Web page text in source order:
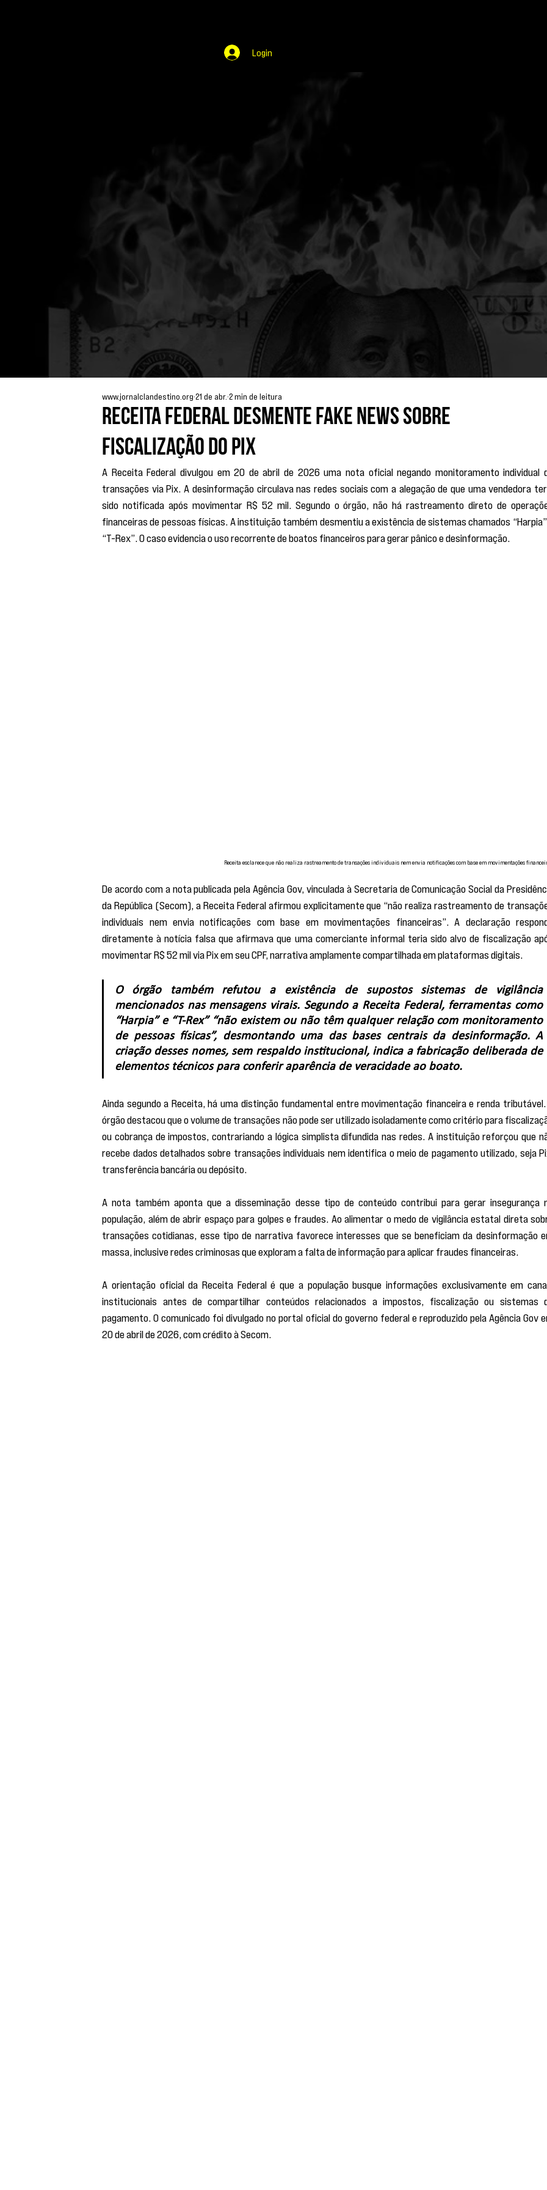
Login
Receita Federal desmente fake news sobre
fiscalização do Pix
www.jornalclandestino.org21 de abr.2 min de leitura
A Receita Federal divulgou em 20 de abril de 2026 uma nota oficial negando monitoramento individual
transações via Pix. A desinformação circulava nas redes sociais com a alegação de que uma vendedora
sido notificada após movimentar R$ 52 mil. Segundo o órgão, não há rastreamento direto de
financeiras de pessoas físicas. A instituição também desmentiu a existência de sistemas chamados
“T-Rex”. O caso evidencia o uso recorrente de boatos financeiros para gerar pânico e desinformação.
Receita esclarece que não realiza rastreamento de transações individuais nem envia notificações com base em movimentações
De acordo com a nota publicada pela Agência Gov, vinculada à Secretaria de Comunicação Social da
da República (Secom), a Receita Federal afirmou explicitamente que “não realiza rastreamento de
individuais nem envia notificações com base em movimentações financeiras”. A declaração
diretamente à notícia falsa que afirmava que uma comerciante informal teria sido alvo de fiscalização
movimentar R$ 52 mil via Pix em seu CPF, narrativa amplamente compartilhada em plataformas digitais.
O órgão também refutou a existência de supostos sistemas de vigilância
mencionados nas mensagens virais. Segundo a Receita Federal, ferramentas como
“Harpia” e “T-Rex” “não existem ou não têm qualquer relação com monitoramento
de pessoas físicas”, desmontando uma das bases centrais da desinformação. A
criação desses nomes, sem respaldo institucional, indica a fabricação deliberada de
elementos técnicos para conferir aparência de veracidade ao boato.
Ainda segundo a Receita, há uma distinção fundamental entre movimentação financeira e renda tributável.
órgão destacou que o volume de transações não pode ser utilizado isoladamente como critério para
ou cobrança de impostos, contrariando a lógica simplista difundida nas redes. A instituição reforçou que
recebe dados detalhados sobre transações individuais nem identifica o meio de pagamento utilizado, seja
transferência bancária ou depósito.
A nota também aponta que a disseminação desse tipo de conteúdo contribui para gerar insegurança
população, além de abrir espaço para golpes e fraudes. Ao alimentar o medo de vigilância estatal direta
transações cotidianas, esse tipo de narrativa favorece interesses que se beneficiam da desinformação
massa, inclusive redes criminosas que exploram a falta de informação para aplicar fraudes financeiras.
A orientação oficial da Receita Federal é que a população busque informações exclusivamente em
institucionais antes de compartilhar conteúdos relacionados a impostos, fiscalização ou sistemas
pagamento. O comunicado foi divulgado no portal oficial do governo federal e reproduzido pela Agência Gov
20 de abril de 2026, com crédito à Secom.